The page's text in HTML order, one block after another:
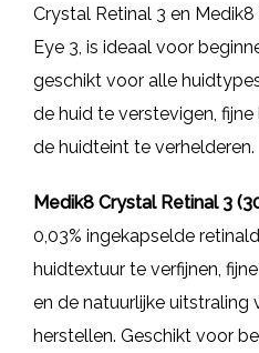
Crystal Retinal 3 en
Eye 3, is ideaal voor
geschikt voor alle
de huid te verstevigen,
de huidteint te verhelderen.
Medik8 Crystal Retinal 3
0,03% ingekapselde
huidtextuur te verfijnen,
en de natuurlijke uitstraling
herstellen. Geschikt voor